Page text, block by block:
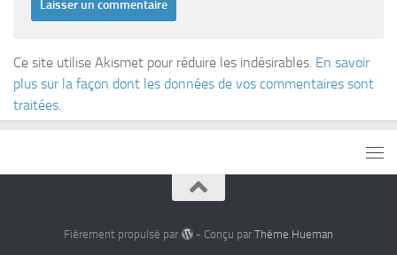
Ce site utilise Akismet pour réduire les indésirables. En savoir
plus sur la façon dont les données de vos commentaires sont
traitées.
Fièrement propulsé par - Conçu par Thème Hueman